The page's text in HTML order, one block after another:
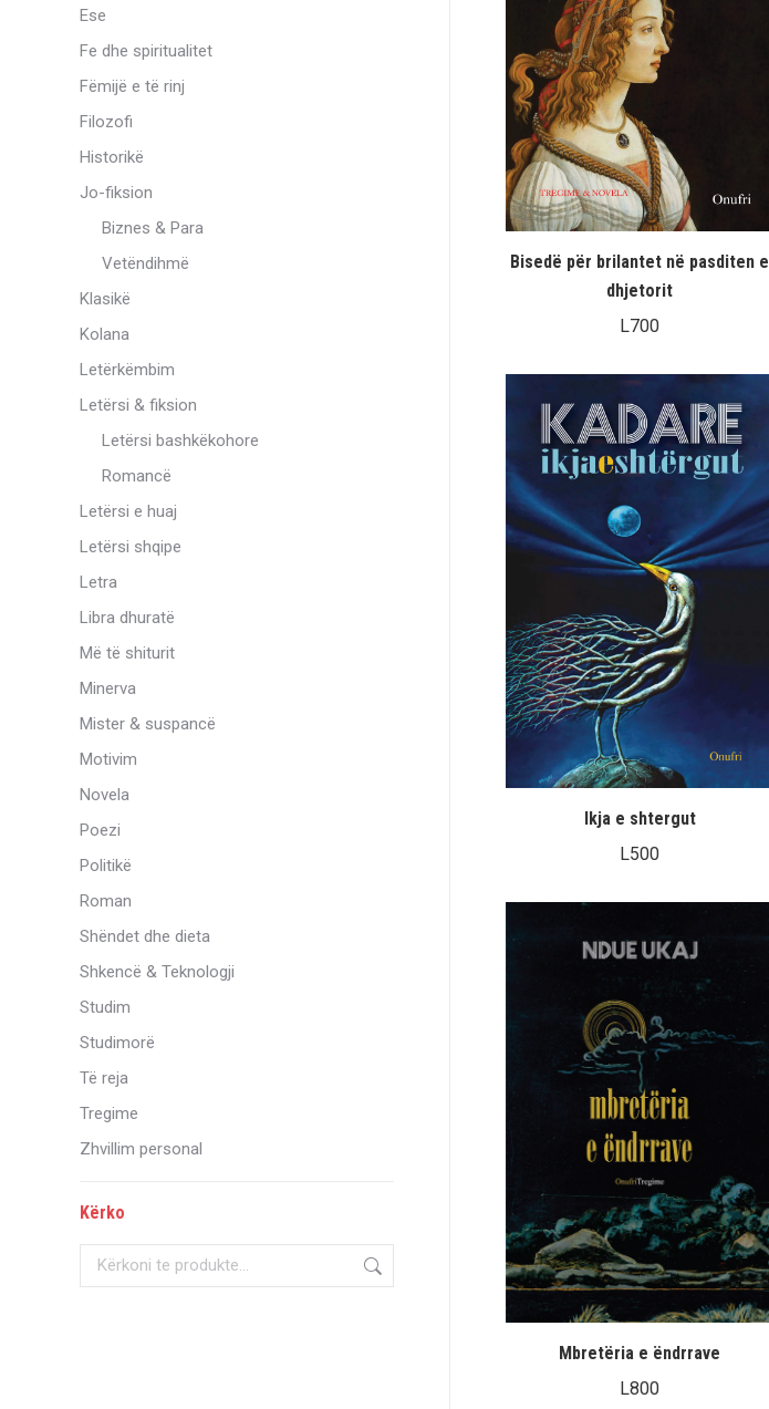
Bisedë për brilantet në pasditen e
dhjetorit
L700
Ikja e shtergut
L500
Mbretëria e ëndrrave
L800
Ese
Fe dhe spiritualitet
Fëmijë e të rinj
Filozofi
Historikë
Jo-fiksion
Biznes & Para
Vetëndihmë
Klasikë
Kolana
Letërkëmbim
Letërsi & fiksion
Letërsi bashkëkohore
Romancë
Letërsi e huaj
Letërsi shqipe
Letra
Libra dhuratë
Më të shiturit
Minerva
Mister & suspancë
Motivim
Novela
Poezi
Politikë
Roman
Shëndet dhe dieta
Shkencë & Teknologji
Studim
Studimorë
Të reja
Tregime
Zhvillim personal
Kërko